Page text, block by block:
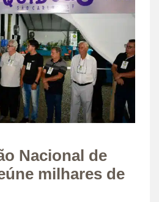
Nacional de
milhares de